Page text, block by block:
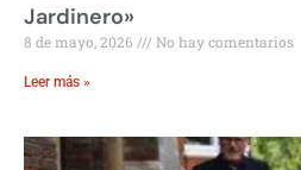
Jardinero»
8 de mayo, 2026 No hay comentarios
Leer más »